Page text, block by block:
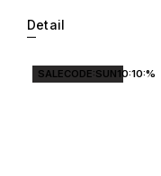
Detail
SALECODE:SUN10:10:%